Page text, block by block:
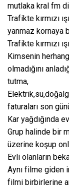
mutlaka kral fm
Trafikte kırmızı
yanmaz kornaya
Trafikte kırmızı
Kimsenin
olmadığını
tutma,
faturaları son
Kar yağdığında
Grup halinde bir
üzerine koşup
Evli olanların
Aynı filme giden
filmi birbirlerine